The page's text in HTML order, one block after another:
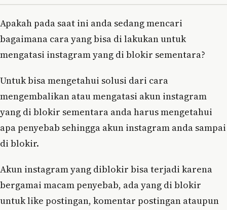
Apakah pada saat ini anda sedang mencari
bagaimana cara yang bisa di lakukan untuk
mengatasi instagram yang di blokir sementara?
Untuk bisa mengetahui solusi dari cara
mengembalikan atau mengatasi akun instagram
yang di blokir sementara anda harus mengetahui
apa penyebab sehingga akun instagram anda sampai
di blokir.
Akun instagram yang diblokir bisa terjadi karena
bergamai macam penyebab, ada yang di blokir
untuk like postingan, komentar postingan ataupun